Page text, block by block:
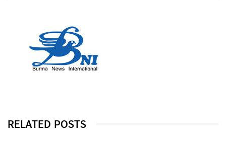
RELATED POSTS